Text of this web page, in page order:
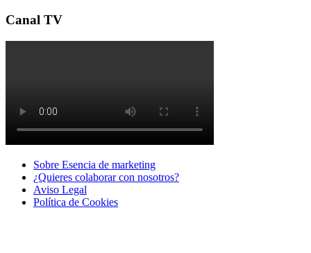
Canal TV
Sobre Esencia de marketing
¿Quieres colaborar con nosotros?
Aviso Legal
Polí­tica de Cookies